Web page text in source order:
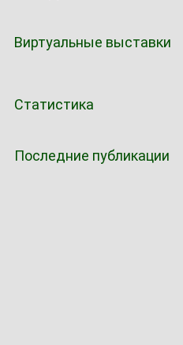
Виртуальные выставки
Статистика
Последние публикации